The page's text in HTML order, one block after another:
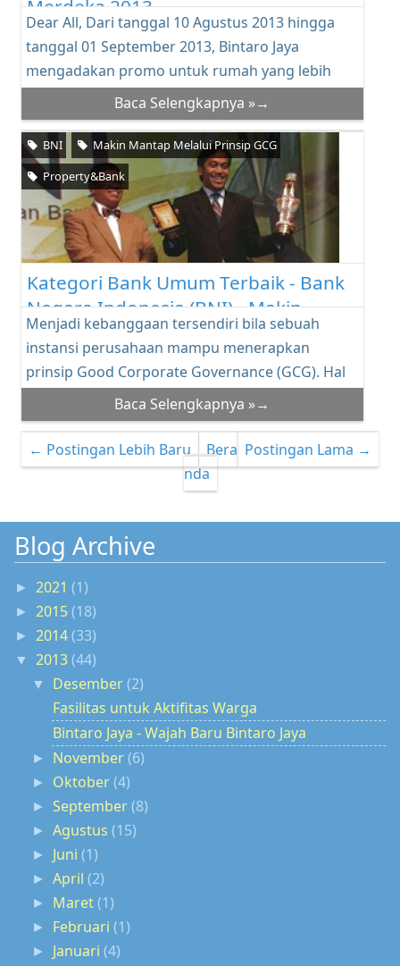
Merdeka 2013
Dear All, Dari tanggal 10 Agustus 2013 hingga
tanggal 01 September 2013, Bintaro Jaya
mengadakan promo untuk rumah yang lebih
tanah, ruma...Baca Selengkapnya »→
Kategori Bank Umum Terbaik - Bank
Negara Indonesia (BNI) - Makin
Mantap Melalui Prinsip GCG
BNI
Makin Mantap Melalui Prinsip GCG
Property&Bank
Menjadi kebanggaan tersendiri bila sebuah
instansi perusahaan mampu menerapkan
prinsip Good Corporate Governance (GCG). Hal
itulah yang dil...Baca Selengkapnya »→
← Postingan Lebih Baru Postingan Lama →
Bera
nda
Blog Archive
► 2021 (1)
► 2015(18)
► 2014(33)
▼ 2013(44)
▼ Desember(2)
Fasilitas untuk Aktifitas Warga
Bintaro Jaya - Wajah Baru Bintaro Jaya
► November(6)
► Oktober(4)
►September(8)
►Agustus(15)
► Juni(1)
►April(2)
► Maret(1)
► Februari(1)
► Januari(4)